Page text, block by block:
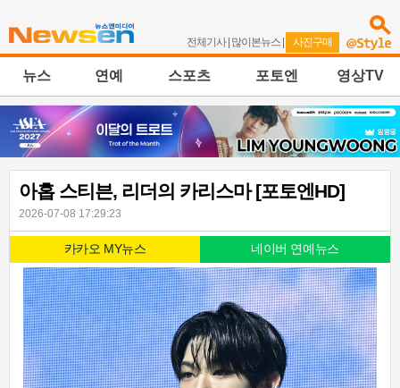
전체기사| 많이본뉴스 | 사진구매
뉴스 연예 스포츠 포토엔 영상TV
아홉 스티븐, 리더의 카리스마 [포토엔HD]
2026-07-08 17:29:23
카카오 MY뉴스 네이버 연예뉴스